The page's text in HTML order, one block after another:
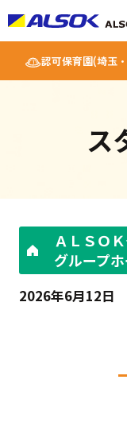
認可保育園(埼玉
ス
ＡＬＳＯ
グループ
2026年6月12日